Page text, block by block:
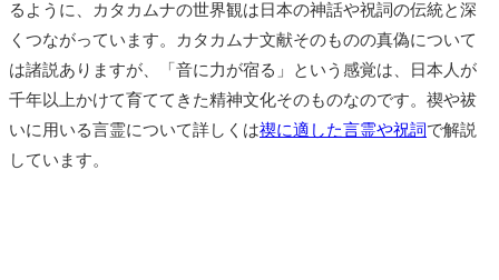
るように、カタカムナの世界観は日本の神話や祝詞の伝統と深
くつながっています。カタカムナ文献そのものの真偽について
は諸説ありますが、「音に力が宿る」という感覚は、日本人が
千年以上かけて育ててきた精神文化そのものなのです。禊や祓
いに用いる言霊について詳しくは禊に適した言霊や祝詞で解説
しています。